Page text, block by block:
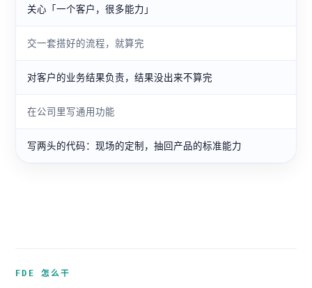
关心「一个客户，很多能力」
交一套搭好的流程，就算完
对客户的业务结果负责，结果没出来不算完
在公司里写通用功能
写两头的代码：现场的定制，抽回产品的标准能力
FDE 怎么干